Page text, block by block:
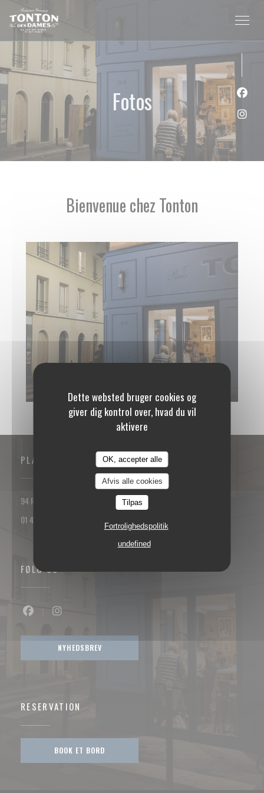
CCookie-styringspanel
Dette websted bruger cookies og
giver dig kontrol over, hvad du vil
aktivere
OK, accepter alle
Afvis alle cookies
Tilpas
Fortrolighedspolitik
undefined
Fotos
Bienvenue chez Tonton
PLACERING
94 Rue des Dames 75017 PARIS ((åbner i et nyt vindue))
01 42 93 25 18
FØLG OS
Facebook ((åbner i et nyt vindue))
NYHEDSBREV
RESERVATION
BOOK ET BORD